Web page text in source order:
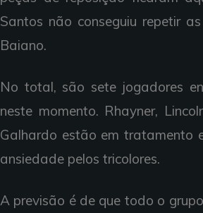
Santos não conseguiu repetir
Baiano.
No total, são sete jogadores
neste momento. Rhayner,
Galhardo estão em tratamento
ansiedade pelos tricolores.
A previsão é de que todo o